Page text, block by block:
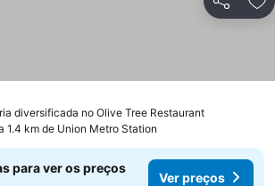
Partilhar
diversificada no Olive Tree Restaurant
1.4 km de Union Metro Station
para ver os preços
Ver preços